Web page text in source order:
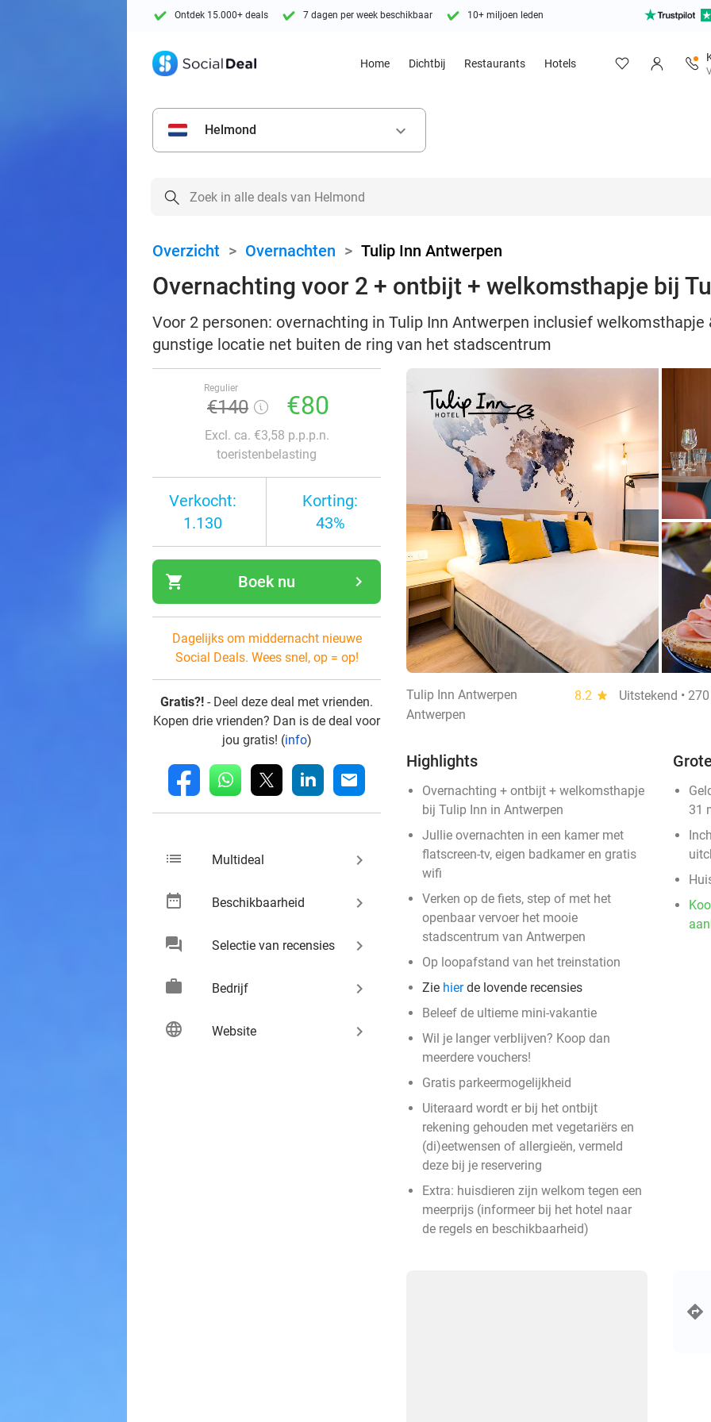
Ontdek 15.000+ deals 7 dagen per week beschikbaar 10+ miljoen leden
Home Dichtbij Restaurants Hotels
Helmond keyboard_arrow_down
Overzicht > Overnachten > Tulip Inn Antwerpen
Overnachting voor 2 + ontbijt + welkomsthapje bij
Voor 2 personen: overnachting in Tulip Inn Antwerpen inclusief
gunstige locatie net buiten de ring van het stadscentrum
Regulier
€140 €80
Excl. ca. €3,58 p.p.p.n.
toeristenbelasting
Verkocht:
1.130
Korting:
43%
shopping_cart navigate_next
Boek nu
Dagelijks om middernacht nieuwe
Social Deals. Wees snel, op = op!
Gratis?! - Deel deze deal met vrienden.
Kopen drie vrienden? Dan is de deal voor
jou gratis! (info)
fb whatsapp linkedin mail
list Multideal keyboard_arrow_right
date_range Beschikbaarheid keyboard_arrow_right
chat Selectie van recensies keyboard_arrow_right
work Bedrijf keyboard_arrow_right
language Website keyboard_arrow_right
Tulip Inn Antwerpen 8.2 star
Uitstekend •
Antwerpen
Highlights
Overnachting + ontbijt + welkomsthapje
bij Tulip Inn in Antwerpen
Jullie overnachten in een kamer met
flatscreen-tv, eigen badkamer en gratis
wifi
Verken op de fiets, step of met het
openbaar vervoer het mooie
stadscentrum van Antwerpen
Op loopafstand van het treinstation
Zie hierde lovende recensies
Beleef de ultieme mini-vakantie
Wil je langer verblijven? Koop dan
meerdere vouchers!
Gratis parkeermogelijkheid
Uiteraard wordt er bij het ontbijt
rekening gehouden met vegetariërs en
(di)eetwensen of allergieën, vermeld
deze bij je reservering
Extra: huisdieren zijn welkom tegen een
meerprijs (informeer bij het hotel naar
de regels en beschikbaarheid)
31